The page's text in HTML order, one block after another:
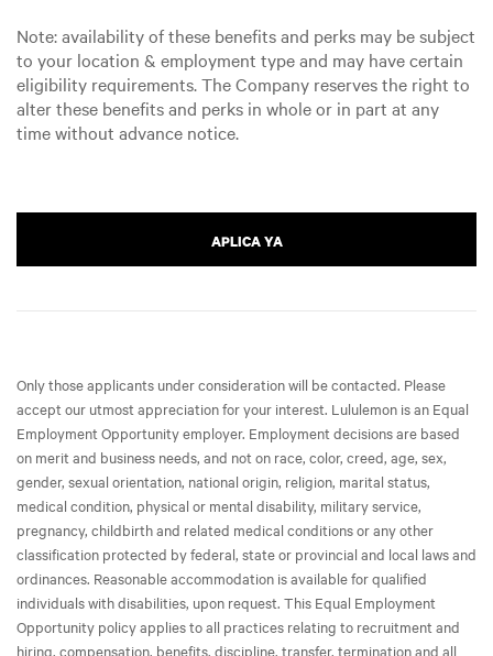
Note: availability of these benefits and perks may be subject
to your location & employment type and may have certain
eligibility requirements. The Company reserves the right to
alter these benefits and perks in whole or in part at any
time without advance notice.
APLICA YA
Only those applicants under consideration will be contacted. Please
accept our utmost appreciation for your interest. Lululemon is an Equal
Employment Opportunity employer. Employment decisions are based
on merit and business needs, and not on race, color, creed, age, sex,
gender, sexual orientation, national origin, religion, marital status,
medical condition, physical or mental disability, military service,
pregnancy, childbirth and related medical conditions or any other
classification protected by federal, state or provincial and local laws and
ordinances. Reasonable accommodation is available for qualified
individuals with disabilities, upon request. This Equal Employment
Opportunity policy applies to all practices relating to recruitment and
hiring, compensation, benefits, discipline, transfer, termination and all